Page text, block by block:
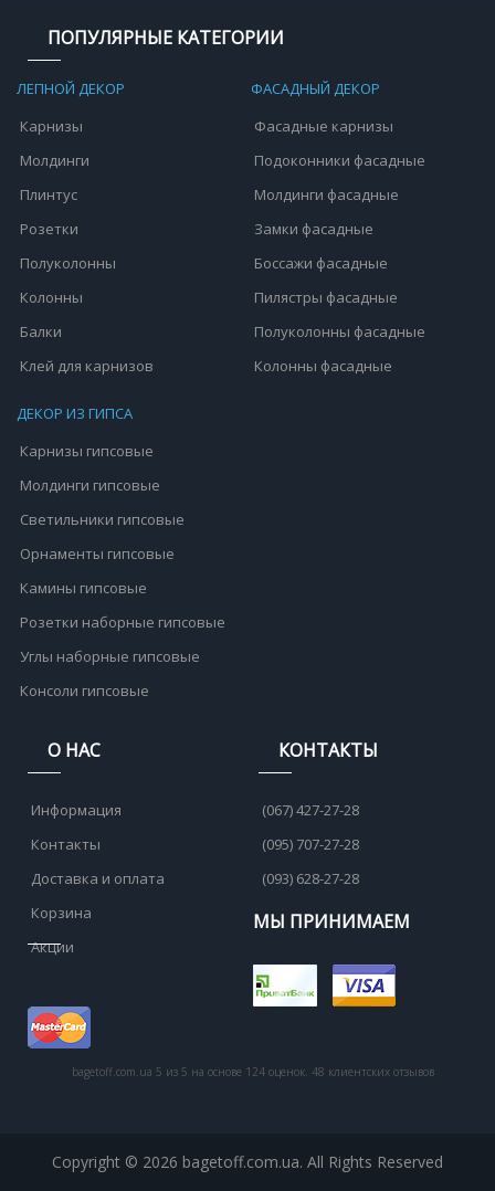
ПОПУЛЯРНЫЕ КАТЕГОРИИ
ЛЕПНОЙ ДЕКОР
Карнизы
Молдинги
Плинтус
Розетки
Полуколонны
Колонны
Балки
Клей для карнизов
ФАСАДНЫЙ ДЕКОР
Фасадные карнизы
Подоконники фасадные
Молдинги фасадные
Замки фасадные
Боссажи фасадные
Пилястры фасадные
Полуколонны фасадные
Колонны фасадные
ДЕКОР ИЗ ГИПСА
Карнизы гипсовые
Молдинги гипсовые
Светильники гипсовые
Орнаменты гипсовые
Камины гипсовые
Розетки наборные гипсовые
Углы наборные гипсовые
Консоли гипсовые
О НАС
Информация
Контакты
Доставка и оплата
Корзина
Акции
КОНТАКТЫ
(067) 427-27-28
(095) 707-27-28
(093) 628-27-28
МЫ ПРИНИМАЕМ
bagetoff.com.ua 5 из 5 на основе 124 оценок. 48 клиентских отзывов
Copyright © 2026 bagetoff.com.ua. All Rights Reserved